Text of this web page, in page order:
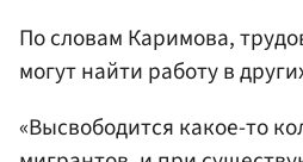
По словам Каримова,
могут найти работу в
«Высвободится какое-то